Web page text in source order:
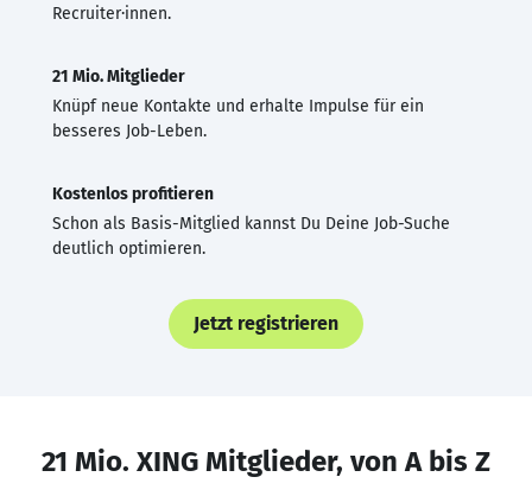
Recruiter·innen.
21 Mio. Mitglieder
Knüpf neue Kontakte und erhalte Impulse für ein
besseres Job-Leben.
Kostenlos profitieren
Schon als Basis-Mitglied kannst Du Deine Job-Suche
deutlich optimieren.
Jetzt registrieren
21 Mio. XING Mitglieder, von A bis Z